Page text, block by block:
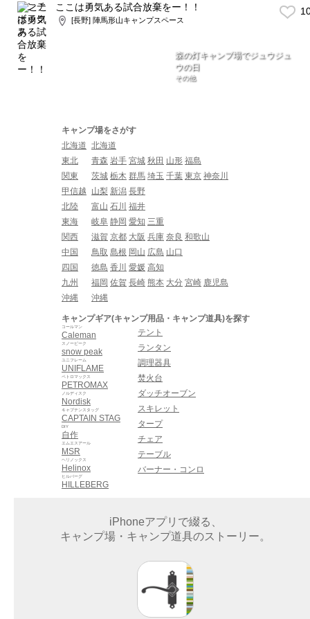
ここは勇気ある試合放棄をー！！
[長野] 陣馬形山キャンプスペース
森の灯キャンプ場でジュウジュ
ウの日
その他
キャンプ場をさがす
北海道 北海道
東北
青森 岩手 宮城 秋田 山形 福島
関東
茨城 栃木 群馬 埼玉 千葉 東京 神奈川
甲信越
山梨 新潟 長野
北陸
富山 石川 福井
東海
岐阜 静岡 愛知 三重
関西
滋賀 京都 大阪 兵庫 奈良 和歌山
中国
鳥取 島根 岡山 広島 山口
四国
徳島 香川 愛媛 高知
九州
福岡 佐賀 長崎 熊本 大分 宮崎 鹿児島
沖縄
沖縄
キャンプギア(キャンプ用品・キャンプ道具)を探す
Caleman
コールマン
snow peak
スノーピーク
UNIFLAME
ユニフレーム
PETROMAX
ペトロマックス
Nordisk
ノルディスク
CAPTAIN STAG
キャプテンスタッグ
自作
DIY
MSR
エムエスアール
Helinox
ヘリノックス
HILLEBERG
ヒルバーグ
テント
ランタン
調理器具
焚火台
ダッチオーブン
スキレット
タープ
チェア
テーブル
バーナー・コンロ
iPhoneアプリで綴る、
キャンプ場・キャンプ道具のストーリー。